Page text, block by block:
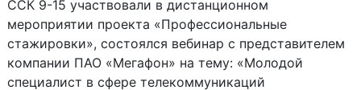
ССК 9-15 участвовали в дистанционном
мероприятии проекта «Профессиональные
стажировки», состоялся вебинар с представителем
компании ПАО «Мегафон» на тему: «Молодой
специалист в сфере телекоммуникаций